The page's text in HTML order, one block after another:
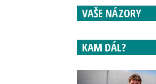
VAŠE NÁZORY
KAM DÁL?